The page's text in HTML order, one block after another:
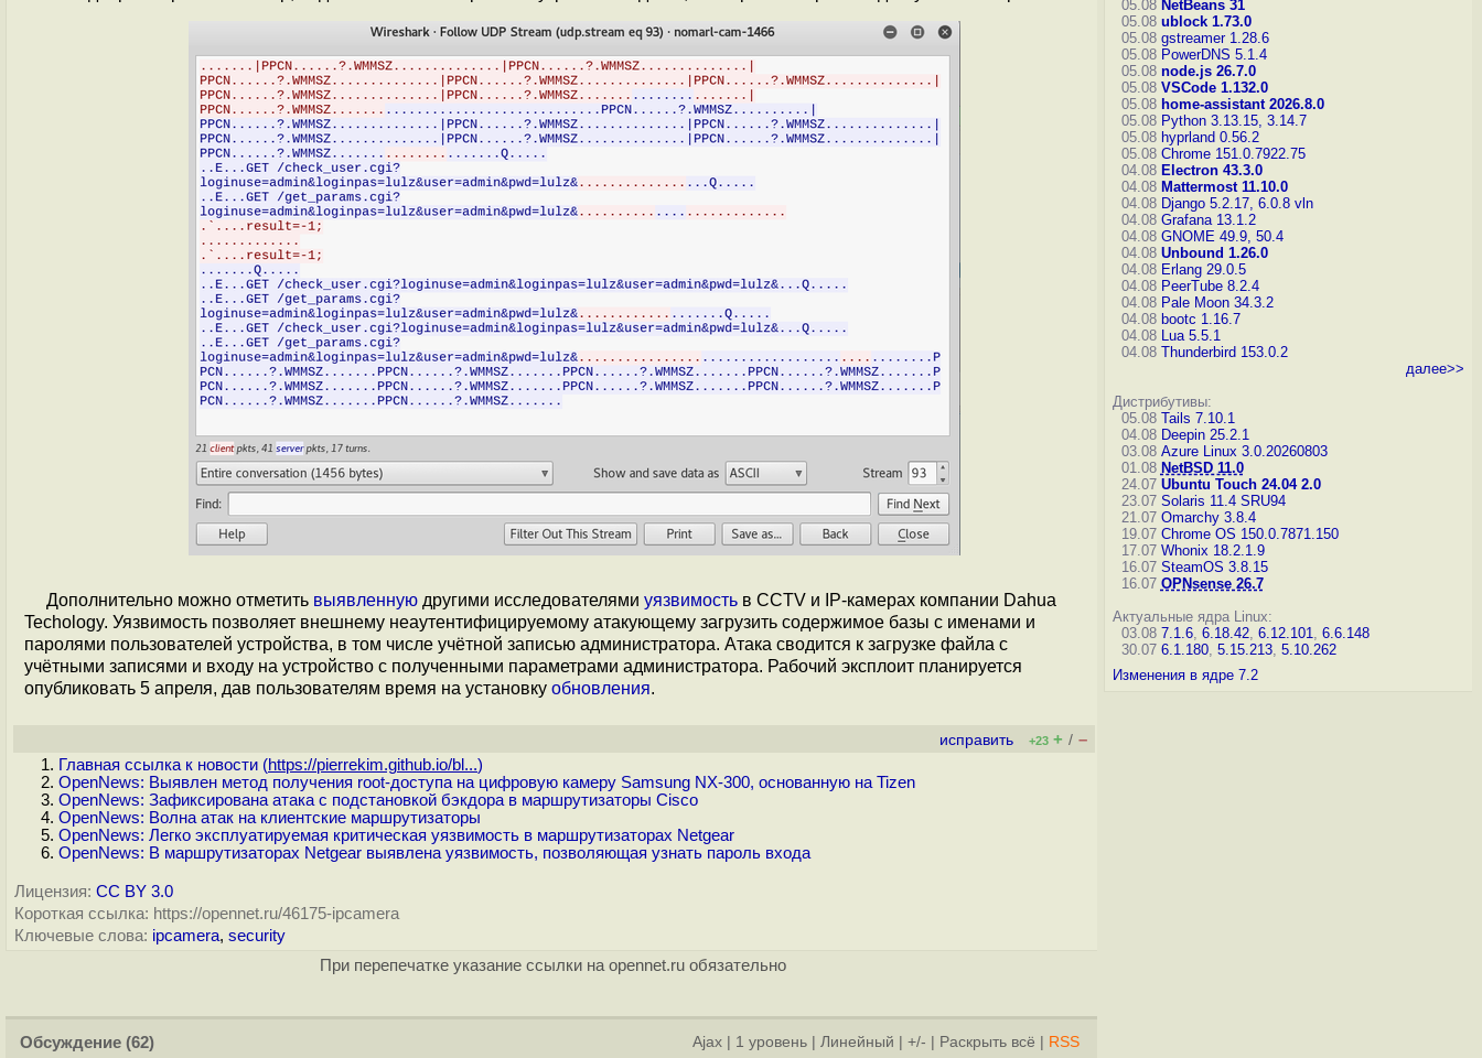
Дополнительно можно отметить выявленную другими исследователями уязвимость в CCTV и IP-камерах компании Dahua
Techology. Уязвимость позволяет внешнему неаутентифицируемому атакующему загрузить содержимое базы с именами и
паролями пользователей устройства, в том числе учётной записью администратора. Атака сводится к загрузке файла с
учётными записями и входу на устройство с полученными параметрами администратора. Рабочий эксплоит планируется
опубликовать 5 апреля, дав пользователям время на установку обновления.
исправить +23 + / –
Главная ссылка к новости (https://pierrekim.github.io/bl...)
OpenNews: Выявлен метод получения root-доступа на цифровую камеру Samsung NX-300, основанную на Tizen
OpenNews: Зафиксирована атака с подстановкой бэкдора в маршрутизаторы Cisco
OpenNews: Волна атак на клиентские маршрутизаторы
OpenNews: Легко эксплуатируемая критическая уязвимость в маршрутизаторах Netgear
OpenNews: В маршрутизаторах Netgear выявлена уязвимость, позволяющая узнать пароль входа
Лицензия: CC BY 3.0
Короткая ссылка: https://opennet.ru/46175-ipcamera
Ключевые слова: ipcamera, security
При перепечатке указание ссылки на opennet.ru обязательно
Обсуждение (62) Ajax 1 уровень Линейный +/- Раскрыть всё RSS
05.08 NetBeans 31
05.08 ublock 1.73.0
05.08 gstreamer 1.28.6
05.08 PowerDNS 5.1.4
05.08 node.js 26.7.0
05.08 VSCode 1.132.0
05.08 home-assistant 2026.8.0
05.08 Python 3.13.15, 3.14.7
05.08 hyprland 0.56.2
05.08 Chrome 151.0.7922.75
04.08 Electron 43.3.0
04.08 Mattermost 11.10.0
04.08 Django 5.2.17, 6.0.8 vln
04.08 Grafana 13.1.2
04.08 GNOME 49.9, 50.4
04.08 Unbound 1.26.0
04.08 Erlang 29.0.5
04.08 PeerTube 8.2.4
04.08 Pale Moon 34.3.2
04.08 bootc 1.16.7
04.08 Lua 5.5.1
04.08 Thunderbird 153.0.2
далее>>
Дистрибутивы:
05.08 Tails 7.10.1
04.08 Deepin 25.2.1
03.08 Azure Linux 3.0.20260803
01.08 NetBSD 11.0
24.07 Ubuntu Touch 24.04 2.0
23.07 Solaris 11.4 SRU94
21.07 Omarchy 3.8.4
19.07 Chrome OS 150.0.7871.150
17.07 Whonix 18.2.1.9
16.07 SteamOS 3.8.15
16.07 OPNsense 26.7
Актуальные ядра Linux:
03.08 7.1.6, 6.18.42, 6.12.101, 6.6.148
30.07 6.1.180, 5.15.213, 5.10.262
Изменения в ядре 7.2